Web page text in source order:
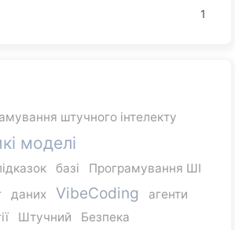
1
штучного інтелекту
моделі
базі
Програмування ШІ
даних VibeCoding
агенти
Штучний
Безпека